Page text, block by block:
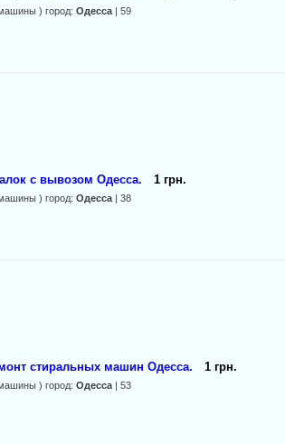
) город:Одесса | 59
с вывозом Одесса. 1 грн.
) город:Одесса | 38
стиральных машин Одесса. 1 грн.
) город:Одесса | 53